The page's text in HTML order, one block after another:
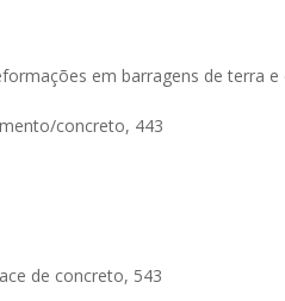
em barragens de terra
concreto, 443
de concreto, 543